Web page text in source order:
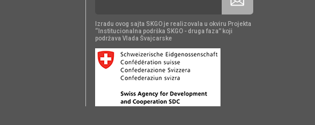
Izradu ovog sajta SKGO je realizovala u okviru Projekta
“Institucionalna podrška SKGO - druga faza” koji
podržava Vlada Švajcarske